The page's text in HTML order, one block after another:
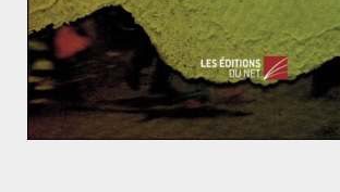
turque.
Pour légitimer cette intervention,
rebelles syriens est essentiel à la
plusieurs sources, comme leSyrian
Human Rights, organe neutre qui